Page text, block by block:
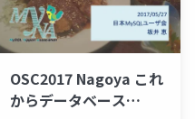
OSC2017 Nagoya これ
からデータベース